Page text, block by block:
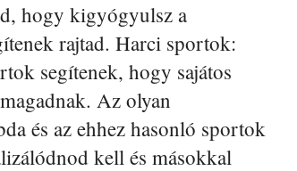
hogy kigyógyulsz a
rajtad. Harci sportok:
segítenek, hogy sajátos
Az olyan
és az ehhez hasonló sportok
kell és másokkal